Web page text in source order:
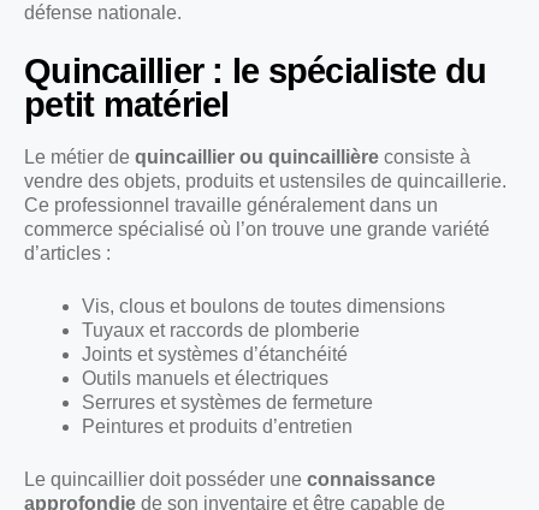
défense nationale.
Quincaillier : le spécialiste du
petit matériel
Le métier de quincaillier ou quincaillière consiste à
vendre des objets, produits et ustensiles de quincaillerie.
Ce professionnel travaille généralement dans un
commerce spécialisé où l’on trouve une grande variété
d’articles :
Vis, clous et boulons de toutes dimensions
Tuyaux et raccords de plomberie
Joints et systèmes d’étanchéité
Outils manuels et électriques
Serrures et systèmes de fermeture
Peintures et produits d’entretien
Le quincaillier doit posséder une connaissance
approfondie de son inventaire et être capable de